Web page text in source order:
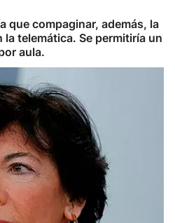
que compaginar, además, la
telemática. Se permitiría un
aula.